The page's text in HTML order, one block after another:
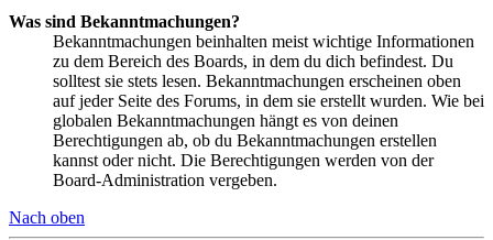
Was sind Bekanntmachungen?
Bekanntmachungen beinhalten meist wichtige Informationen
zu dem Bereich des Boards, in dem du dich befindest. Du
solltest sie stets lesen. Bekanntmachungen erscheinen oben
auf jeder Seite des Forums, in dem sie erstellt wurden. Wie bei
globalen Bekanntmachungen hängt es von deinen
Berechtigungen ab, ob du Bekanntmachungen erstellen
kannst oder nicht. Die Berechtigungen werden von der
Board-Administration vergeben.
Nach oben